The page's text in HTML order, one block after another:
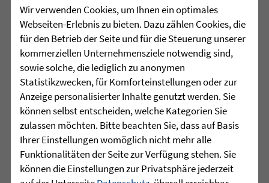
Rahmen einer Projektwoche intensiv
mit den Themen Müllvermeidung, ...
mehr lesen
29.07.2026 |• HÖR-SPRACHZENTRUM
Mutmurmeln und
Rechenmäuse - auf geht´s in
die Schulzeit
Wir verwenden Cookies, um Ihnen ein optimales
Webseiten-Erlebnis zu bieten. Dazu zählen Cookies, die
für den Betrieb der Seite und für die Steuerung unserer
kommerziellen Unternehmensziele notwendig sind,
sowie solche, die lediglich zu anonymen
Statistikzwecken, für Komforteinstellungen oder zur
Anzeige personalisierter Inhalte genutzt werden. Sie
können selbst entscheiden, welche Kategorien Sie
zulassen möchten. Bitte beachten Sie, dass auf Basis
Ihrer Einstellungen womöglich nicht mehr alle
Funktionalitäten der Seite zur Verfügung stehen. Sie
können die Einstellungen zur Privatsphäre jederzeit